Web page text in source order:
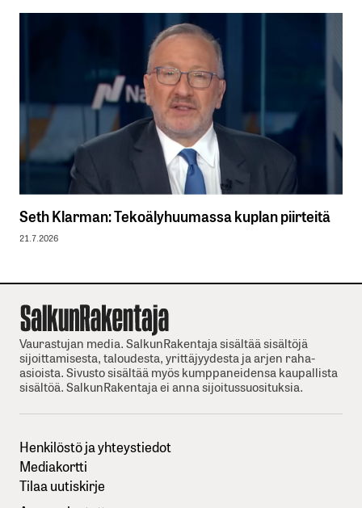
Seth Klarman: Tekoälyhuumassa kuplan piirteitä
21.7.2026
Vaurastujan media. SalkunRakentaja sisältää sisältöjä
sijoittamisesta, taloudesta, yrittäjyydesta ja arjen raha-
asioista. Sivusto sisältää myös kumppaneidensa kaupallista
sisältöä. SalkunRakentaja ei anna sijoitussuosituksia.
Henkilöstö ja yhteystiedot
Mediakortti
Tilaa uutiskirje